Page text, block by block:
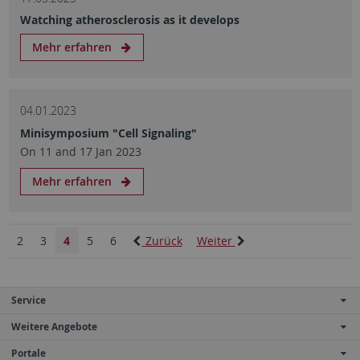
Watching atherosclerosis as it develops
Mehr erfahren
04.01.2023
Minisymposium "Cell Signaling"
On 11 and 17 Jan 2023
Mehr erfahren
Zurück
2 3 4 5 6 Weiter
Service
Weitere Angebote
Portale